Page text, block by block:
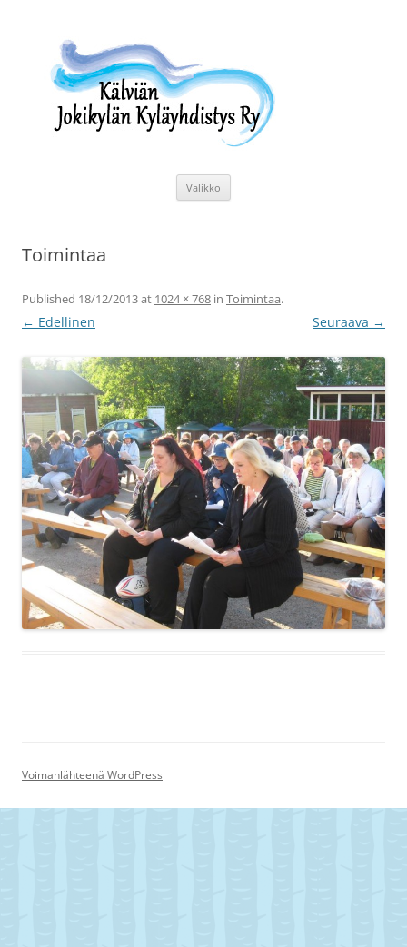
Valikko
Toimintaa
Published 18/12/2013at 1024 × 768 in Toimintaa.
← Edellinen Seuraava →
Voimanlähteenä WordPress